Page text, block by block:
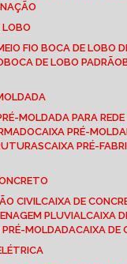
LOBO
MEIO FIO BOCA DE LOBO
BOCA DE LOBO PADRÃO
MOLDADA PARA
CAIXA PRÉ-
CAIXA PRÉ-
CIVIL CAIXA DE
PLUVIAL CAIXA
PRÉ-MOLDADA CAIXA